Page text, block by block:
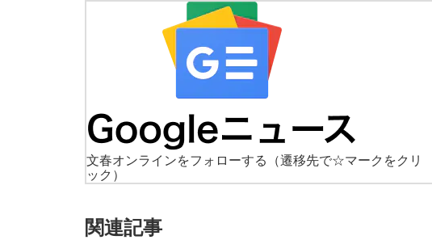
文春オンラインをフォローする
（遷移先で☆マークをクリ
ック）
関連記事